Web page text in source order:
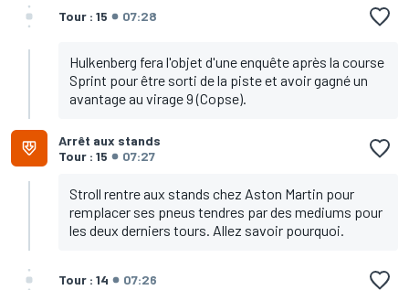
Tour : 15 07:28
Hulkenberg fera l'objet d'une enquête après la course
Sprint pour être sorti de la piste et avoir gagné un
avantage au virage 9 (Copse).
Arrêt aux stands
Tour : 15
07:27
Stroll rentre aux stands chez Aston Martin pour
remplacer ses pneus tendres par des mediums pour
les deux derniers tours. Allez savoir pourquoi.
Tour : 14 07:26